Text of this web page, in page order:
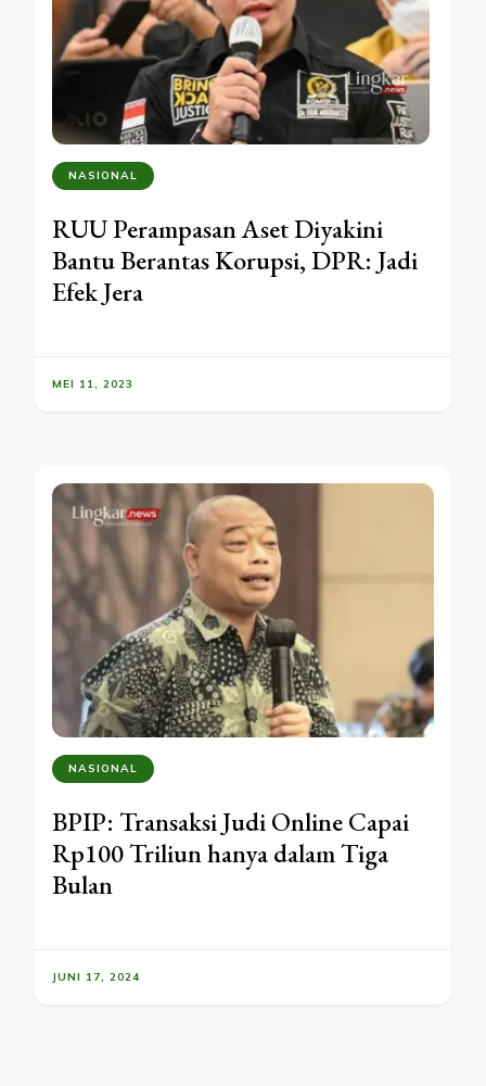
NASIONAL
RUU Perampasan Aset Diyakini
Bantu Berantas Korupsi, DPR: Jadi
Efek Jera
MEI 11, 2023
NASIONAL
BPIP: Transaksi Judi Online Capai
Rp100 Triliun hanya dalam Tiga
Bulan
JUNI 17, 2024